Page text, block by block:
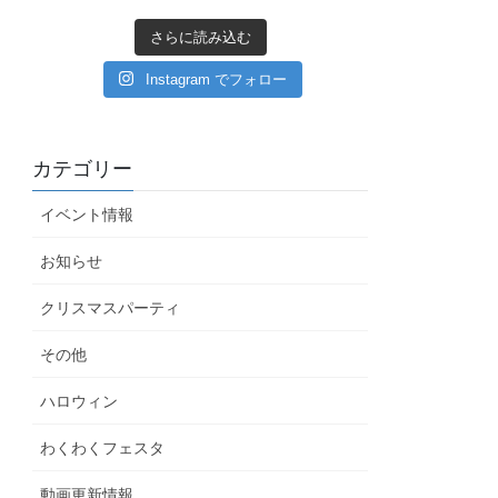
さらに読み込む
Instagram でフォロー
カテゴリー
イベント情報
お知らせ
クリスマスパーティ
その他
ハロウィン
わくわくフェスタ
動画更新情報